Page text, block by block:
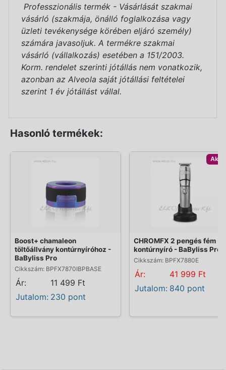
Professzionális termék - Vásárlását szakmai
vásárló (szakmája, önálló foglalkozása vagy
üzleti tevékenysége körében eljáró személy)
számára javasoljuk. A termékre szakmai
vásárló (vállalkozás) esetében a 151/2003.
Korm. rendelet szerinti jótállás nem vonatkozik,
azonban az Alveola saját jótállási feltételei
szerint 1 év jótállást vállal.
Hasonló termékek:
Boost+ chamaleon
töltőállvány kontúrnyíróhoz -
BaByliss Pro
Cikkszám: BPFX7870IBPBASE
Ár:
11 499 Ft
Jutalom: 230 pont
CHROMFX 2 pengés fém
kontúrnyíró - BaByliss Pro
Cikkszám: BPFX7880E
Ár:
41 999 Ft
Jutalom: 840 pont